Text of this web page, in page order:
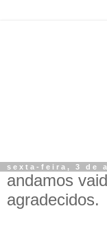
sexta-feira, 3 de
andamos
agradecidos.